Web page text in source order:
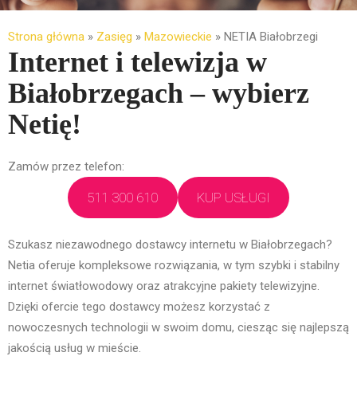
Strona główna » Zasięg » Mazowieckie » NETIA Białobrzegi
Internet i telewizja w
Białobrzegach – wybierz
Netię!
Zamów przez telefon:
511 300 610 KUP USŁUGI
Szukasz niezawodnego dostawcy internetu w Białobrzegach?
Netia oferuje kompleksowe rozwiązania, w tym szybki i stabilny
internet światłowodowy oraz atrakcyjne pakiety telewizyjne.
Dzięki ofercie tego dostawcy możesz korzystać z
nowoczesnych technologii w swoim domu, ciesząc się najlepszą
jakością usług w mieście.